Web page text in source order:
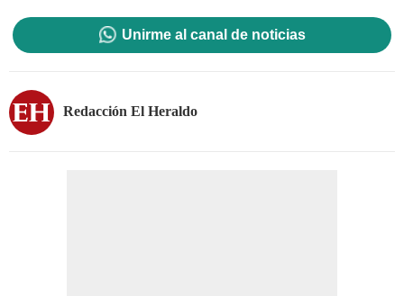
Unirme al canal de noticias
Redacción El Heraldo